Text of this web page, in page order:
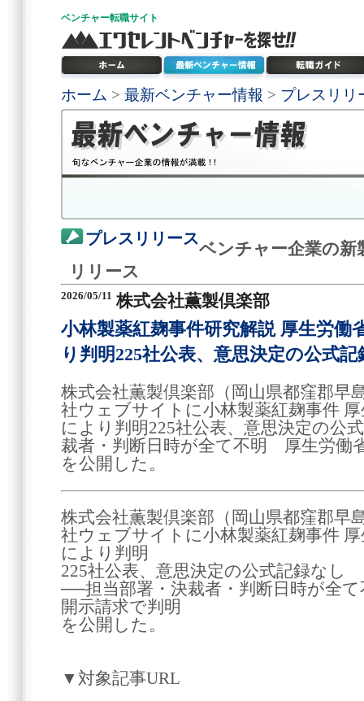
ベンチャー転職サイト
ホーム > 最新ベンチャー情報 > プレスリリ
プレスリリース
ベンチャー企業の新
リリース
2026/05/11 株式会社薫製倶楽部
小林製薬紅麹事件研究解説 厚生労働
り判明225社公表、意思決定の公式
株式会社薫製倶楽部（岡山県都窪郡早
社ウェブサイトに小林製薬紅麹事件
により判明225社公表、意思決定の公
裁者・判断日時が全て不明 厚生労働
を公開した。
株式会社薫製倶楽部（岡山県都窪郡早
社ウェブサイトに小林製薬紅麹事件
により判明
225社公表、意思決定の公式記録なし
──担当部署・決裁者・判断日時が全
開示請求で判明
を公開した。
▼対象記事URL